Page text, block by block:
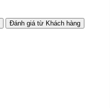
Đánh giá từ Khách hàng